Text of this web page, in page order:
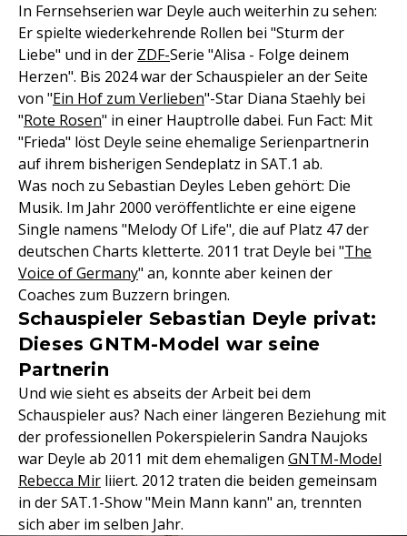
In Fernsehserien war Deyle auch weiterhin zu sehen:
Er spielte wiederkehrende Rollen bei "Sturm der
Liebe" und in der ZDF-Serie "Alisa - Folge deinem
Herzen". Bis 2024 war der Schauspieler an der Seite
von "Ein Hof zum Verlieben"-Star Diana Staehly bei
"Rote Rosen" in einer Hauptrolle dabei. Fun Fact: Mit
"Frieda" löst Deyle seine ehemalige Serienpartnerin
auf ihrem bisherigen Sendeplatz in SAT.1 ab.
Was noch zu Sebastian Deyles Leben gehört: Die
Musik. Im Jahr 2000 veröffentlichte er eine eigene
Single namens "Melody Of Life", die auf Platz 47 der
deutschen Charts kletterte. 2011 trat Deyle bei "The
Voice of Germany" an, konnte aber keinen der
Coaches zum Buzzern bringen.
Schauspieler Sebastian Deyle privat:
Dieses GNTM-Model war seine
Partnerin
Und wie sieht es abseits der Arbeit bei dem
Schauspieler aus? Nach einer längeren Beziehung mit
der professionellen Pokerspielerin Sandra Naujoks
war Deyle ab 2011 mit dem ehemaligen GNTM-Model
Rebecca Mir liiert. 2012 traten die beiden gemeinsam
in der SAT.1-Show "Mein Mann kann" an, trennten
sich aber im selben Jahr.